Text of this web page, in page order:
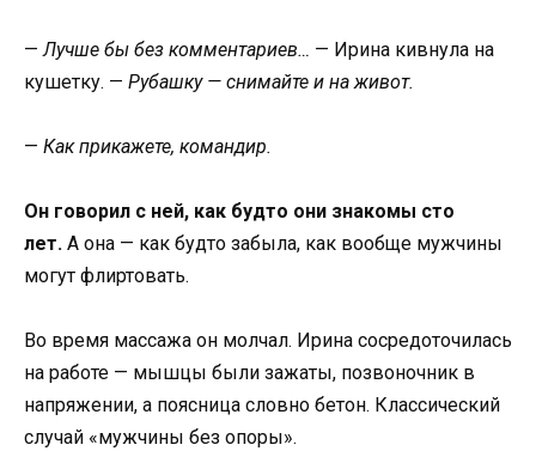
— Лучше бы без комментариев… — Ирина кивнула на
кушетку. — Рубашку — снимайте и на живот.
— Как прикажете, командир.
Он говорил с ней, как будто они знакомы сто
лет. А она — как будто забыла, как вообще мужчины
могут флиртовать.
Во время массажа он молчал. Ирина сосредоточилась
на работе — мышцы были зажаты, позвоночник в
напряжении, а поясница словно бетон. Классический
случай «мужчины без опоры».